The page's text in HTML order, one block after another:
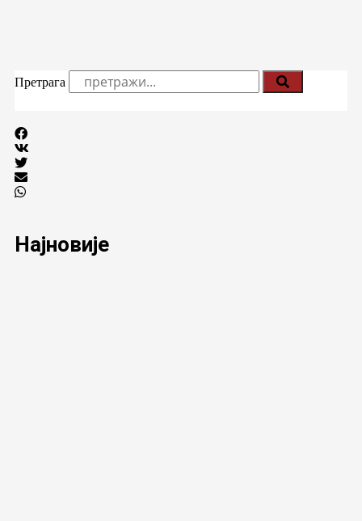
Претрага
Најновије